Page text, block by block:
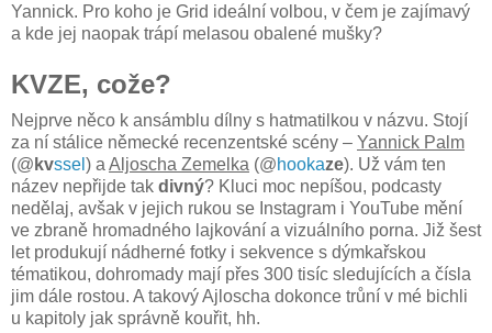
Yannick. Pro koho je Grid ideální volbou, v čem je zajímavý
a kde jej naopak trápí melasou obalené mušky?
KVZE, cože?
Nejprve něco k ansámblu dílny s hatmatilkou v názvu. Stojí
za ní stálice německé recenzentské scény – Yannick Palm
(@ kvssel ) a Aljoscha Zemelka (@hookaze). Už vám ten
název nepřijde tak divný? Kluci moc nepíšou, podcasty
nedělaj, avšak v jejich rukou se Instagram i YouTube mění
ve zbraně hromadného lajkování a vizuálního porna. Již šest
let produkují nádherné fotky i sekvence s dýmkařskou
tématikou, dohromady mají přes 300 tisíc sledujících a čísla
jim dále rostou. A takový Ajloscha dokonce trůní v mé bichli
u kapitoly jak správně kouřit, hh.